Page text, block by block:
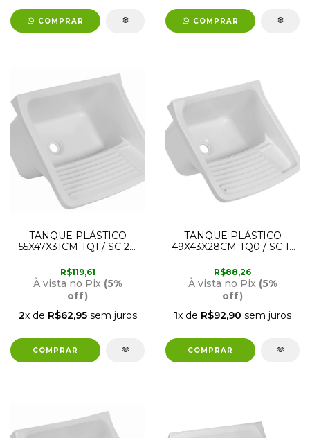
COMPRAR COMPRAR
TANQUE PLÁSTICO
55X47X31CM TQ1 / SC 20
R$119,61
À vista no Pix (5%
off)
2x de R$62,95sem juros
TANQUE PLÁSTICO
49X43X28CM TQ0 / SC 15
R$88,26
À vista no Pix (5%
off)
1x de R$92,90 sem juros